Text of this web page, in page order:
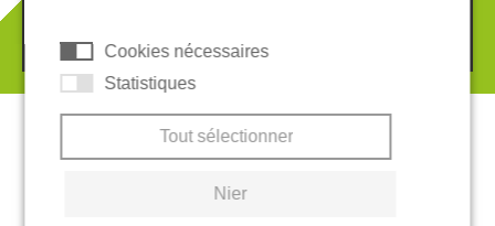
Cookies nécessaires
Statistiques
Tout sélectionner
Nier